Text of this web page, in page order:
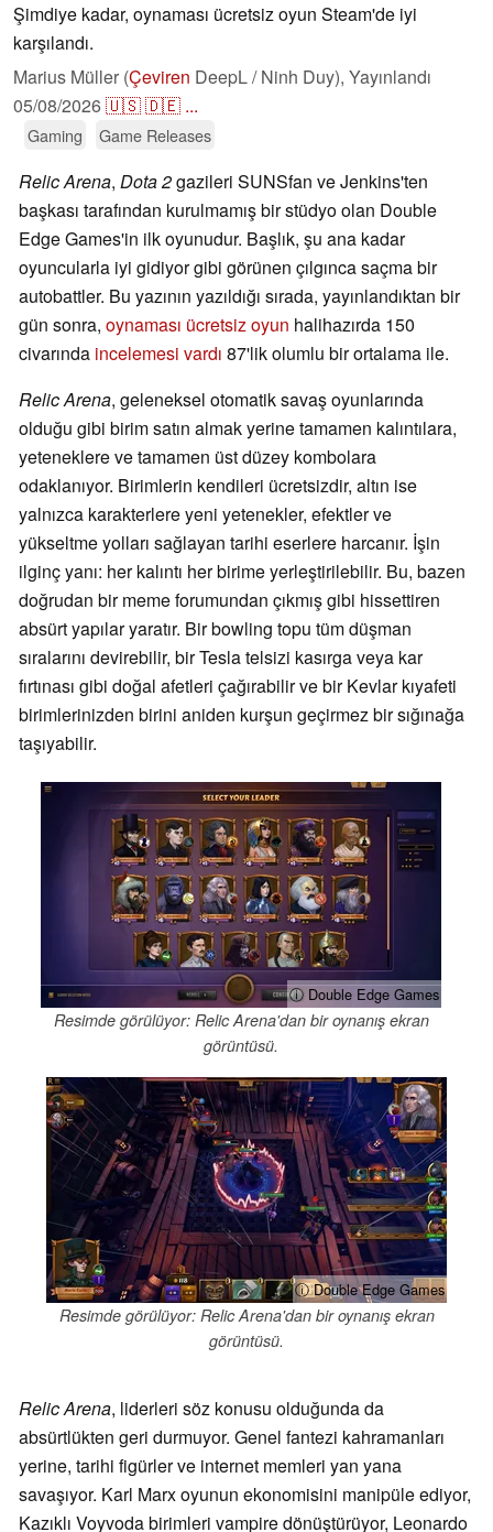
Şimdiye kadar, oynaması ücretsiz oyun Steam'de iyi
karşılandı.
Marius Müller (Çeviren DeepL / Ninh Duy), Yayınlandı
05/08/2026🇺🇸🇩🇪 ...
Gaming Game Releases
Relic Arena, Dota 2gazileri SUNSfan ve Jenkins'ten
başkası tarafından kurulmamış bir stüdyo olan Double
Edge Games'in ilk oyunudur. Başlık, şu ana kadar
oyuncularla iyi gidiyor gibi görünen çılgınca saçma bir
autobattler. Bu yazının yazıldığı sırada, yayınlandıktan bir
gün sonra, oynaması ücretsiz oyun halihazırda 150
civarında incelemesi vardı 87'lik olumlu bir ortalama ile.
Relic Arena, geleneksel otomatik savaş oyunlarında
olduğu gibi birim satın almak yerine tamamen kalıntılara,
yeteneklere ve tamamen üst düzey kombolara
odaklanıyor. Birimlerin kendileri ücretsizdir, altın ise
yalnızca karakterlere yeni yetenekler, efektler ve
yükseltme yolları sağlayan tarihi eserlere harcanır. İşin
ilginç yanı: her kalıntı her birime yerleştirilebilir. Bu, bazen
doğrudan bir meme forumundan çıkmış gibi hissettiren
absürt yapılar yaratır. Bir bowling topu tüm düşman
sıralarını devirebilir, bir Tesla telsizi kasırga veya kar
fırtınası gibi doğal afetleri çağırabilir ve bir Kevlar kıyafeti
birimlerinizden birini aniden kurşun geçirmez bir sığınağa
taşıyabilir.
ⓘ Double Edge Games
Resimde görülüyor: Relic Arena'dan bir oynanış ekran
görüntüsü.
ⓘ Double Edge Games
Resimde görülüyor: Relic Arena'dan bir oynanış ekran
görüntüsü.
Relic Arena, liderleri söz konusu olduğunda da
absürtlükten geri durmuyor. Genel fantezi kahramanları
yerine, tarihi figürler ve internet memleri yan yana
savaşıyor. Karl Marx oyunun ekonomisini manipüle ediyor,
Kazıklı Voyvoda birimleri vampire dönüştürüyor, Leonardo